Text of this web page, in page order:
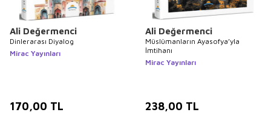
Ali Değermenci
Dinlerarası Diyalog
Mirac Yayınları
170,00 TL
Ali Değermenci
Müslümanların Ayasofya’yla
İmtihanı
Mirac Yayınları
238,00 TL